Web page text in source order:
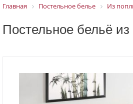
Главная Постельное белье Из
Постельное бельё